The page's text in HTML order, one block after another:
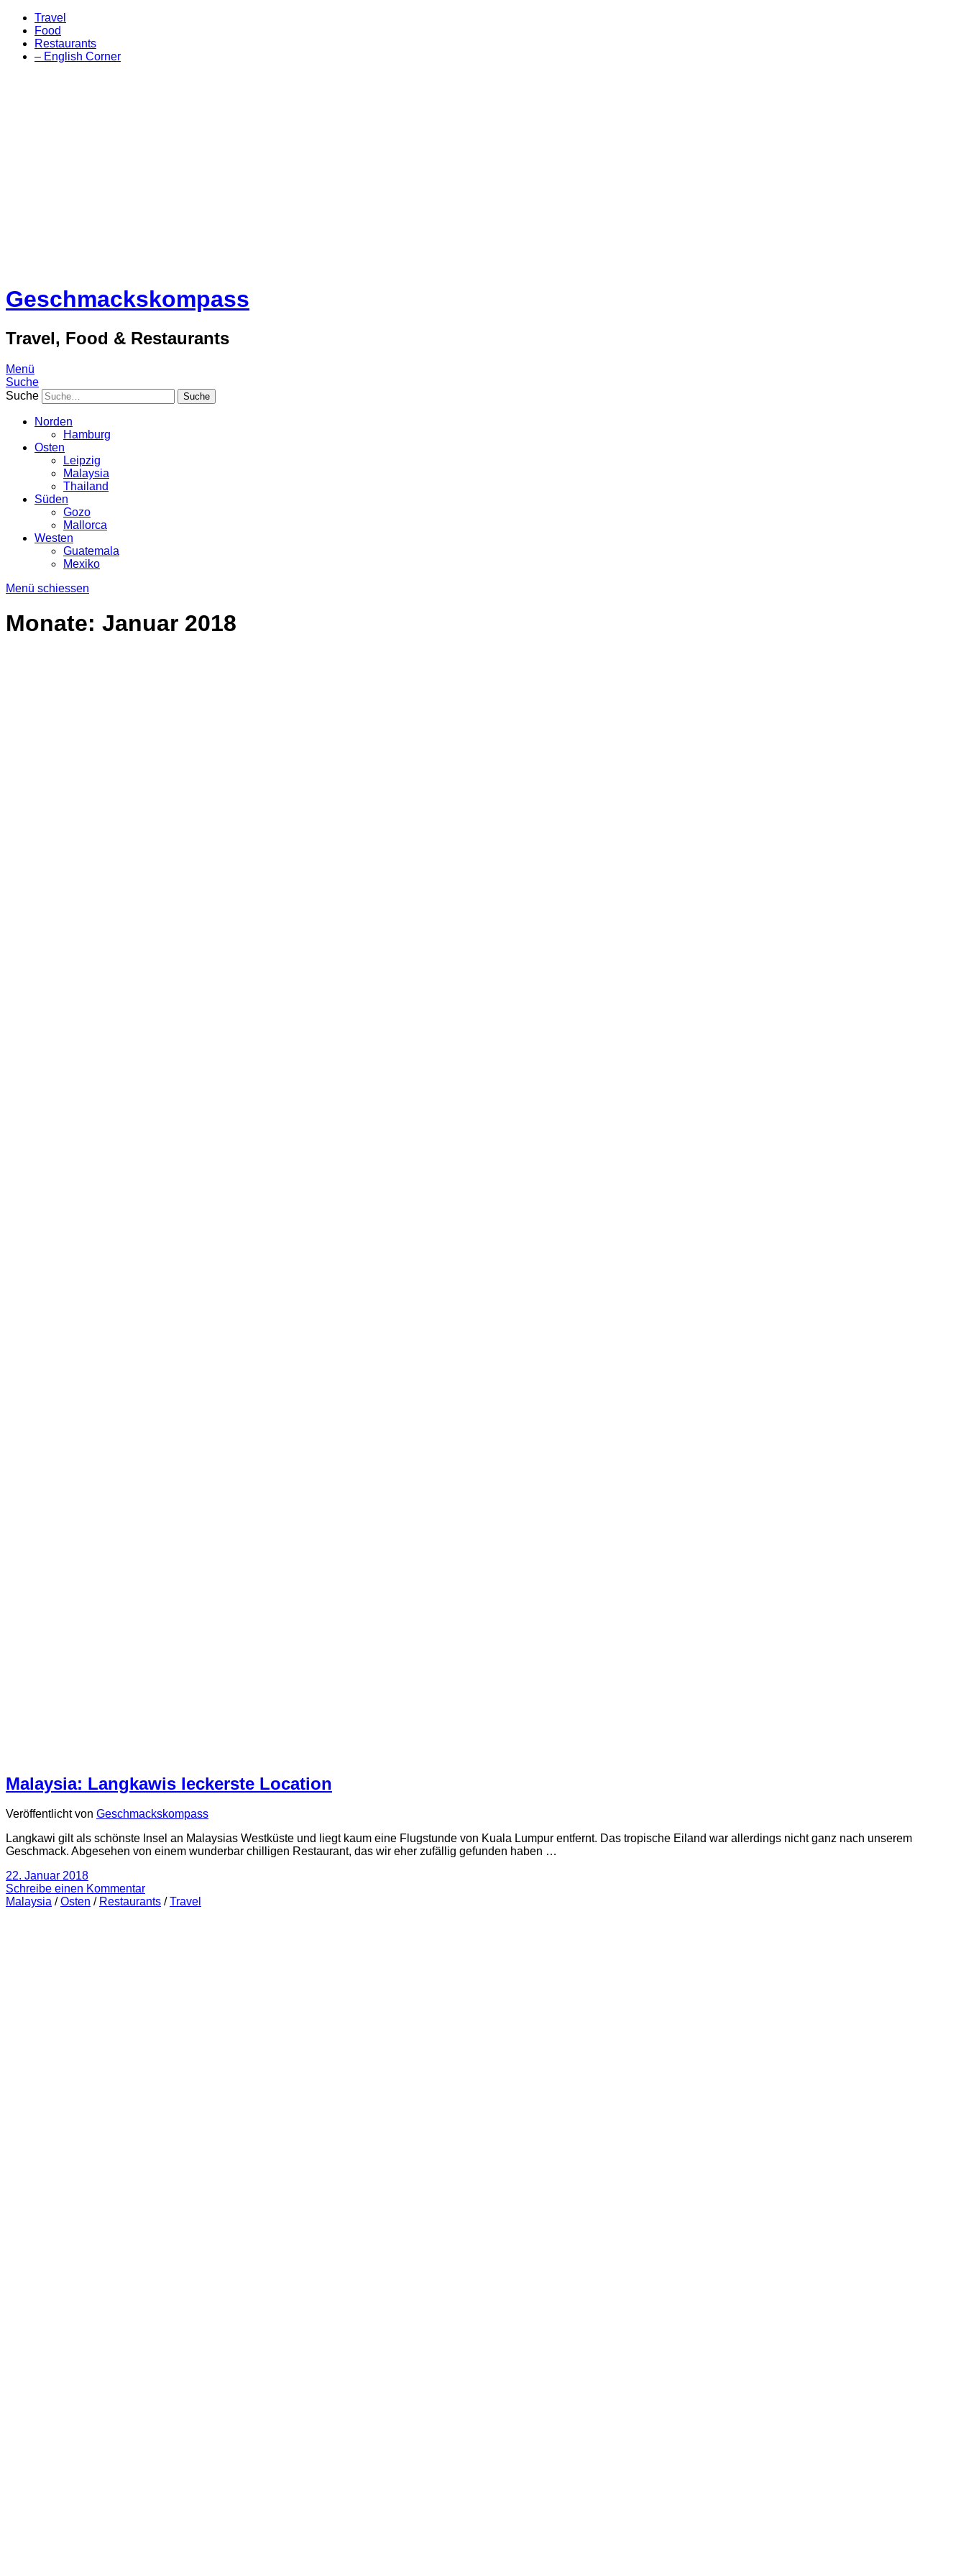
Travel
Food
Restaurants
– English Corner
Geschmackskompass
Travel, Food & Restaurants
Menü
Suche
Suche
Norden
Hamburg
Osten
Leipzig
Malaysia
Thailand
Süden
Gozo
Mallorca
Westen
Guatemala
Mexiko
Menü schiessen
Monate: Januar 2018
Malaysia: Langkawis leckerste Location
Veröffentlicht von Geschmackskompass
Langkawi gilt als schönste Insel an Malaysias Westküste und liegt kaum eine Flugstunde von Kuala Lumpur entfernt. Das tropische Eiland war allerdings nicht ganz nach unserem
Geschmack. Abgesehen von einem wunderbar chilligen Restaurant, das wir eher zufällig gefunden haben …
22. Januar 2018
Schreibe einen Kommentar
Malaysia / Osten / Restaurants / Travel